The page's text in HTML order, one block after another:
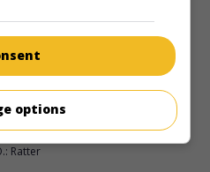
sur mes écrans
Ratter
options